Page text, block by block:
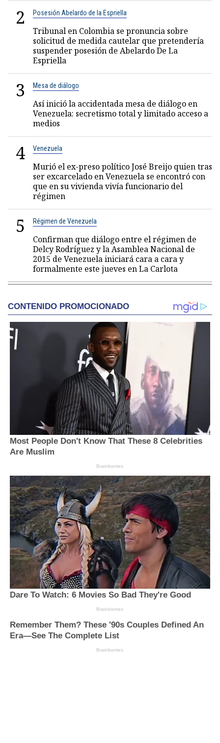
2 Posesión Abelardo de la Espriella
Tribunal en Colombia se pronuncia sobre
solicitud de medida cautelar que pretendería
suspender posesión de Abelardo De La
Espriella
3 Mesa de diálogo
Así inició la accidentada mesa de diálogo en
Venezuela: secretismo total y limitado acceso a
medios
4 Venezuela
Murió el ex-preso político José Breijo quien tras
ser excarcelado en Venezuela se encontró con
que en su vivienda vivía funcionario del
régimen
5 Régimen de Venezuela
Confirman que diálogo entre el régimen de
Delcy Rodríguez y la Asamblea Nacional de
2015 de Venezuela iniciará cara a cara y
formalmente este jueves en La Carlota